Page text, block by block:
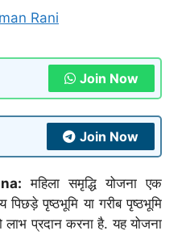
Rani
Join Now
Join Now
महिला समृद्धि योजना एक
पिछड़े पृष्ठभूमि या गरीब पृष्ठभूमि
लाभ प्रदान करना है. यह योजना